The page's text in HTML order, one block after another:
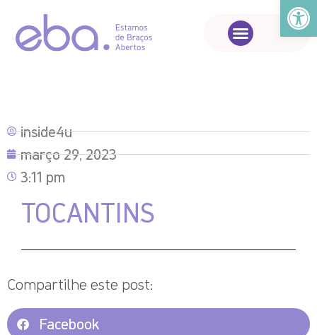
Abrir
inside4u
março 29, 2023
3:11 pm
TOCANTINS
Compartilhe este post:
Facebook